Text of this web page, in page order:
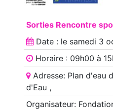
Sorties Rencontre
Date : le samedi 3
Horaire : 09h00 à
Adresse: Plan d'eau
d'Eau ,
Organisateur: